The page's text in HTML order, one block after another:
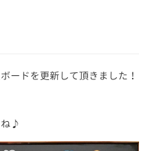
ードを更新して頂きました！
ね♪